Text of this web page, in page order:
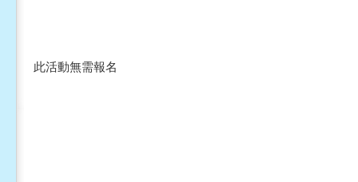
此活動無需報名